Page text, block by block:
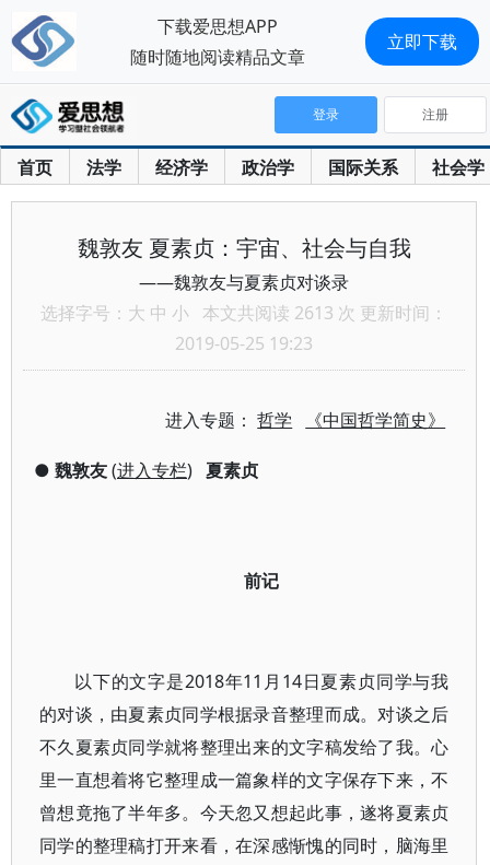
首页 法学 经济学 政治学 国际关系 社会学
登录 注册
魏敦友 夏素贞：宇宙、社会与自我
——魏敦友与夏素贞对谈录
选择字号： 大 中 小 本文共阅读 2613 次 更新时间：
2019-05-25 19:23
进入专题：哲学 《中国哲学简史》
● 魏敦友(进入专栏) 夏素贞
前记
以下的文字是2018年11月14日夏素贞同学与我
的对谈，由夏素贞同学根据录音整理而成。对谈之后
不久夏素贞同学就将整理出来的文字稿发给了我。心
里一直想着将它整理成一篇象样的文字保存下来，不
曾想竟拖了半年多。今天忽又想起此事，遂将夏素贞
同学的整理稿打开来看，在深感惭愧的同时，脑海里
下载爱思想APP
随时随地阅读精品文章
立即下载